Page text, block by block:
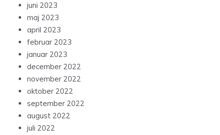
juni 2023
maj 2023
april 2023
februar 2023
januar 2023
december 2022
november 2022
oktober 2022
september 2022
august 2022
juli 2022